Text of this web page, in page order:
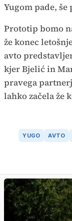
Yugom pade, še
Prototip bomo
že konec
avto
kjer Bjelić in
pravega
lahko začela že
YUGO AVTO